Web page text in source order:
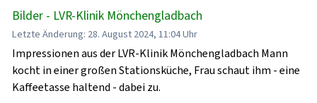
Bilder - LVR-Klinik Mönchengladbach
Letzte Änderung: 28. August 2024, 11:04 Uhr
Impressionen aus der LVR-Klinik Mönchengladbach Mann
kocht in einer großen Stationsküche, Frau schaut ihm - eine
Kaffeetasse haltend - dabei zu.